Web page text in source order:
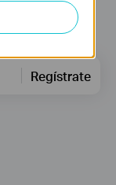
Regístrate